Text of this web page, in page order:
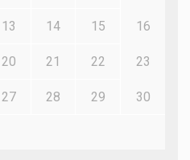
13 14 15 16
20 21 22 23
27 28 29 30